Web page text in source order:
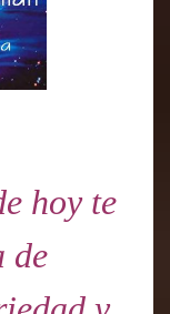
hoy te
de